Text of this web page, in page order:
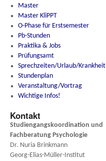
Master
Master KliPPT
O-Phase für Erstsemester
Pb-Stunden
Praktika & Jobs
Prüfungsamt
Sprechzeiten/Urlaub/Krankheit
Stundenplan
Veranstaltung/Vortrag
Wichtige Infos!
Kontakt
Studiengangskoordination und
Fachberatung Psychologie
Dr. Nuria Brinkmann
Georg-Elias-Müller-Institut